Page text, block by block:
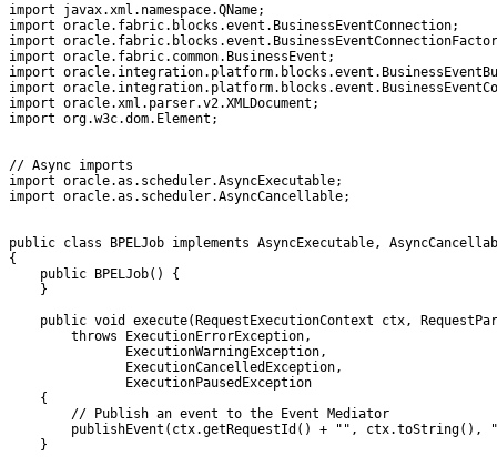
import javax.xml.namespace.QName;
import oracle.fabric.blocks.event.BusinessEventConnection;
import
import oracle.fabric.common.BusinessEvent;
import
import
import oracle.xml.parser.v2.XMLDocument;
import org.w3c.dom.Element;
// Async imports
import oracle.as.scheduler.AsyncExecutable;
import oracle.as.scheduler.AsyncCancellable;
public class BPELJob implements AsyncExecutable,
{
    public BPELJob() {
    }
public void execute(RequestExecutionContext ctx,
        throws ExecutionErrorException,
               ExecutionWarningException,
               ExecutionCancelledException,
               ExecutionPausedException
    {
        // Publish an event to the Event Mediator
publishEvent(ctx.getRequestId() + "", ctx.toString(),
    }